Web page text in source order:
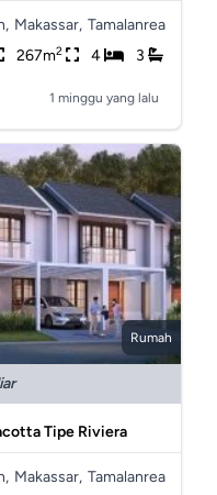
Makassar, Tamalanrea
267m2 4 3
1 minggu yang lalu
Rumah
Tipe Riviera
Makassar, Tamalanrea